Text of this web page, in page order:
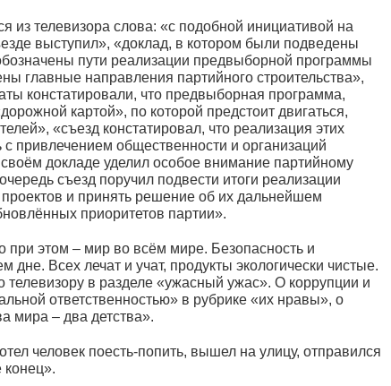
из телевизора слова: «с подобной инициативой на
выступил», «доклад, в котором были подведены
пути реализации предвыборной программы
главные направления партийного строительства»,
констатировали, что предвыборная программа,
картой», по которой предстоит двигаться,
«съезд констатировал, что реализация этих
с привлечением общественности и организаций
докладе уделил особое внимание партийному
съезд поручил подвести итоги реализации
и принять решение об их дальнейшем
приоритетов партии».
при этом – мир во всём мире. Безопасность и
дне. Всех лечат и учат, продукты экологически чистые.
телевизору в разделе «ужасный ужас». О коррупции и
ответственностью» в рубрике «их нравы», о
мира – два детства».
человек поесть-попить, вышел на улицу, отправился
конец».